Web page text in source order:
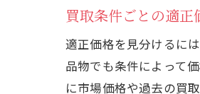
買取条件ごとの適
適正価格を見分けるに
品物でも条件によって
に市場価格や過去の買